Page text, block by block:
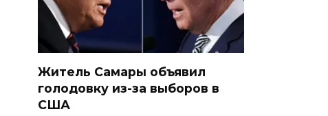
Житель Самары объявил
голодовку из-за выборов в
США